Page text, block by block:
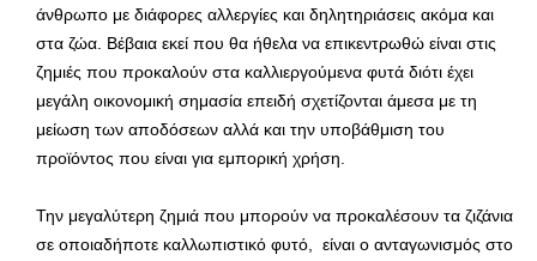
άνθρωπο με διάφορες αλλεργίες και δηλητηριάσεις ακόμα και
στα ζώα. Βέβαια εκεί που θα ήθελα να επικεντρωθώ είναι στις
ζημιές που προκαλούν στα καλλιεργούμενα φυτά διότι έχει
μεγάλη οικονομική σημασία επειδή σχετίζονται άμεσα με τη
μείωση των αποδόσεων αλλά και την υποβάθμιση του
προϊόντος που είναι για εμπορική χρήση.
Την μεγαλύτερη ζημιά που μπορούν να προκαλέσουν τα ζιζάνια
σε οποιαδήποτε καλλωπιστικό φυτό, είναι ο ανταγωνισμός στο